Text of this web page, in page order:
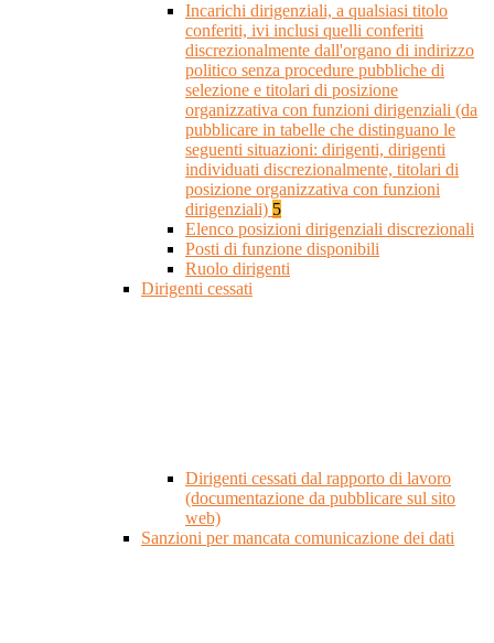
Incarichi dirigenziali, a qualsiasi titolo
conferiti, ivi inclusi quelli conferiti
discrezionalmente dall'organo di indirizzo
politico senza procedure pubbliche di
selezione e titolari di posizione
organizzativa con funzioni dirigenziali (da
pubblicare in tabelle che distinguano le
seguenti situazioni: dirigenti, dirigenti
individuati discrezionalmente, titolari di
posizione organizzativa con funzioni
dirigenziali) 5
Elenco posizioni dirigenziali discrezionali
Posti di funzione disponibili
Ruolo dirigenti
Dirigenti cessati
Dirigenti cessati dal rapporto di lavoro
(documentazione da pubblicare sul sito
web)
Sanzioni per mancata comunicazione dei dati